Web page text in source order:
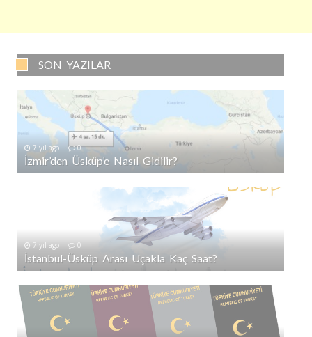
SON YAZILAR
7 yıl ago 0
İzmir’den Üsküp’e Nasıl Gidilir?
7 yıl ago 0
İstanbul-Üsküp Arası Uçakla Kaç Saat?